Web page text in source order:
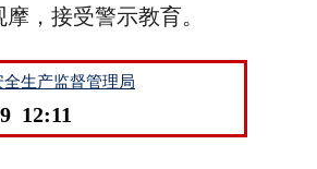
，接受警示教育。
全生产监督管理局
12:11